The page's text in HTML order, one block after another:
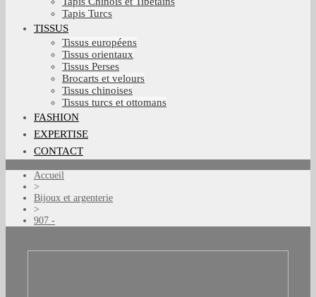
Tapis Turcs
TISSUS
Tissus européens
Tissus orientaux
Tissus Perses
Brocarts et velours
Tissus chinoises
Tissus turcs et ottomans
FASHION
EXPERTISE
CONTACT
Accueil
>
Bijoux et argenterie
>
907 -